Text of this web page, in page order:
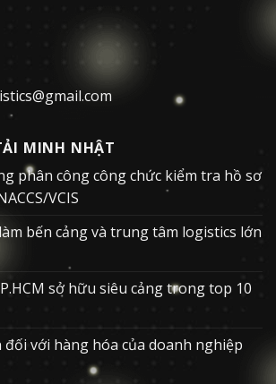
MINH NHẬT
phân công công chức kiểm tra hồ sơ
VCIS
bến cảng và trung tâm logistics lớn
sở hữu siêu cảng trong top 10
đối với hàng hóa của doanh nghiệp